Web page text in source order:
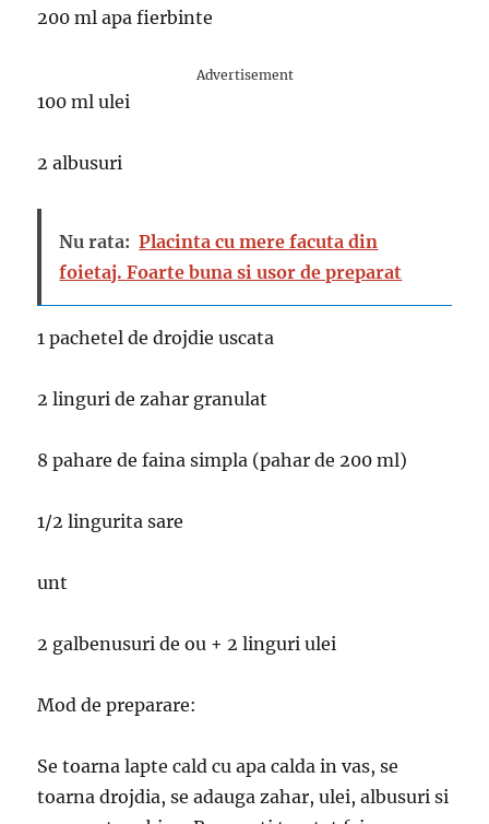
200 ml apa fierbinte
Advertisement
100 ml ulei
2 albusuri
Nu rata: Placinta cu mere facuta din
foietaj. Foarte buna si usor de preparat
1 pachetel de drojdie uscata
2 linguri de zahar granulat
8 pahare de faina simpla (pahar de 200 ml)
1/2 lingurita sare
unt
2 galbenusuri de ou + 2 linguri ulei
Mod de preparare:
Se toarna lapte cald cu apa calda in vas, se
toarna drojdia, se adauga zahar, ulei, albusuri si